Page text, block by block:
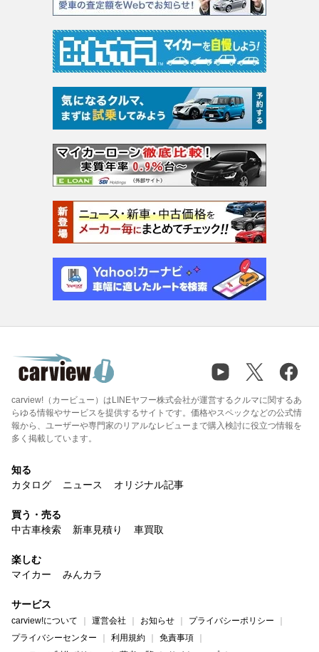
carview!（カービュー）はLINEヤフー株式会社が運営するクルマに関するあ
らゆる情報やサービスを提供するサイトです。価格やスペックなどの公式情
報から、ユーザーや専門家のリアルなレビューまで購入検討に役立つ情報を
多く掲載しています。
知る
カタログ
ニュース オリジナル記事
買う・売る
中古車検索
新車見積り 車買取
楽しむ
マイカー
みんカラ
サービス
carview!について 運営会社 お知らせ
プライバシーポリシー
プライバシーセンター
利用規約
免責事項